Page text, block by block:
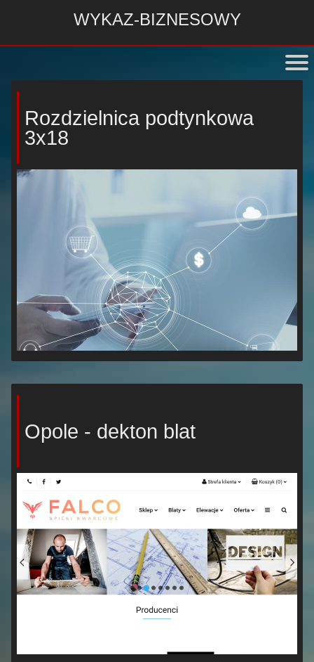
WYKAZ-BIZNESOWY
Rozdzielnica podtynkowa
3x18
Opole - dekton blat